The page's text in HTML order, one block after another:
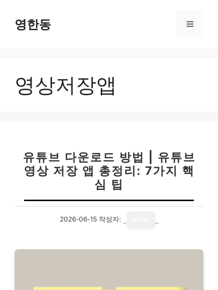
영한동 메
영상저장앱
유튜브 다운로드 방법 | 유튜브
영상 저장 앱 총정리: 7가지 핵
심 팁
2026-06-15 작성자: